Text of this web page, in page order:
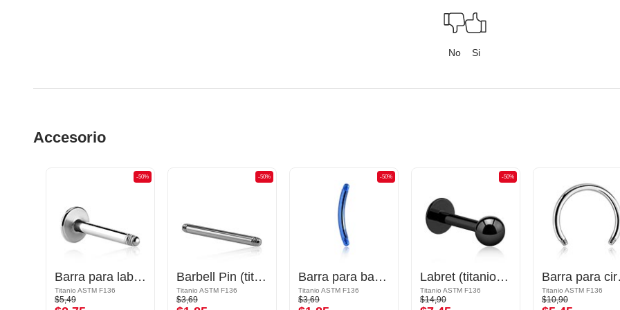
No Si
Accesorio
-50%
Barra para labret (titanio, acabado brillante)
Titanio ASTM F136
$5,49
-50%
Barbell Pin (titanium, anodised)
Titanio ASTM F136
$3,69
-50%
Barra para banana
Titanio ASTM F136
$3,69
-50%
Labret (titanio, negro, acabado brillante) con bola
Titanio ASTM F136
$14,90
Titanio ASTM F136
$10,90